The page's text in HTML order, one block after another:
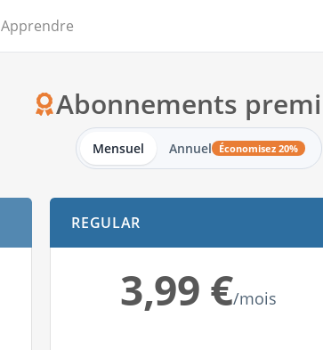
Apprendre
Abonnements
Mensuel Annuel Économisez 20%
REGULAR
3,99 €/mois